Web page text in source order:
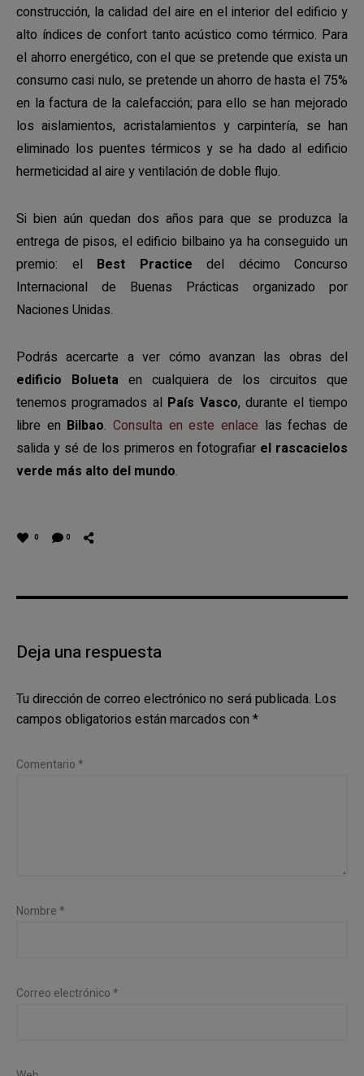
construcción, la calidad del aire en el interior del edificio y
alto índices de confort tanto acústico como térmico. Para
el ahorro energético, con el que se pretende que exista un
consumo casi nulo, se pretende un ahorro de hasta el 75%
en la factura de la calefacción; para ello se han mejorado
los aislamientos, acristalamientos y carpintería, se han
eliminado los puentes térmicos y se ha dado al edificio
hermeticidad al aire y ventilación de doble flujo.
Si bien aún quedan dos años para que se produzca la
entrega de pisos, el edificio bilbaino ya ha conseguido un
premio: el Best Practice del décimo Concurso
Internacional de Buenas Prácticas organizado por
Naciones Unidas.
Podrás acercarte a ver cómo avanzan las obras del
edificio Bolueta en cualquiera de los circuitos que
tenemos programados al País Vasco, durante el tiempo
libre en Bilbao.Consulta en este enlace las fechas de
salida y sé de los primeros en fotografiar el rascacielos
verde más alto del mundo.
0 0
Deja una respuesta
Tu dirección de correo electrónico no será publicada. Los
campos obligatorios están marcados con *
Comentario*
Nombre*
Correo electrónico*